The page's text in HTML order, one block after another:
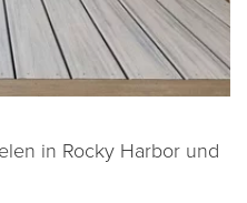
in Rocky Harbor und